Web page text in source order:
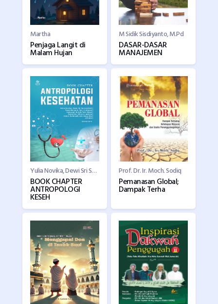
Martha
Penjaga Langit di
Malam Hujan
M Sidik Sisdiyanto, M.Pd
DASAR-DASAR
MANAJEMEN
Yulia Novika, Dewi Sri Sumardilah, Roza Mulyani, dkk
BOOK CHAPTER
ANTROPOLOGI
KESEH
Prof. Dr. Ir. Moch. Sodiq
Pemanasan Global;
Dampak Terha